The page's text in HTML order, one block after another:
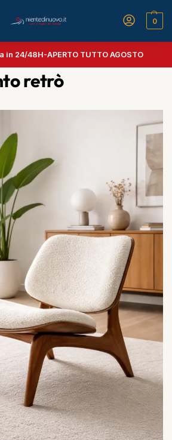
0
in 24/48H-APERTO TUTTO AGOSTO
retrò